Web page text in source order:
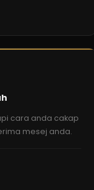
cara anda cakap
mesej anda.